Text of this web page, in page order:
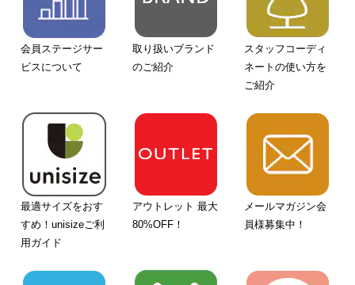
会員ステージサー
ビスについて
取り扱いブランド
のご紹介
スタッフコーディ
ネートの使い方を
ご紹介
最適サイズをおす
すめ！unisizeご利
用ガイド
アウトレット 最大
80%OFF！
メールマガジン会
員様募集中！